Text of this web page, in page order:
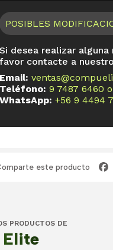
POSIBLES
Si desea realizar
favor contacte a
Email:
Teléfono: 9 7487 6460 o
WhatsApp: +56 9 4494
este producto
PRODUCTOS DE
Elite